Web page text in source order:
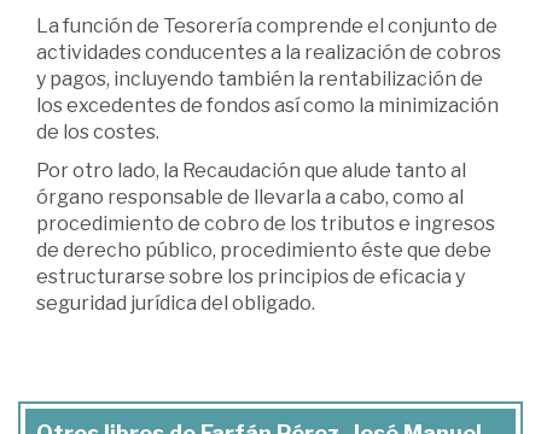
La función de Tesorería comprende el conjunto de
actividades conducentes a la realización de cobros
y pagos, incluyendo también la rentabilización de
los excedentes de fondos así como la minimización
de los costes.
Por otro lado, la Recaudación que alude tanto al
órgano responsable de llevarla a cabo, como al
procedimiento de cobro de los tributos e ingresos
de derecho público, procedimiento éste que debe
estructurarse sobre los principios de eficacia y
seguridad jurídica del obligado.